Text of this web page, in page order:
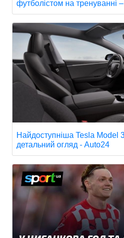
футболістом на тренуванні
Найдоступніша Tesla Model
детальний огляд - Auto24